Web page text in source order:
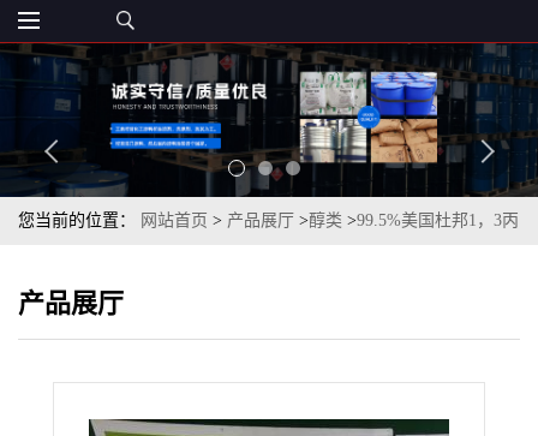
您当前的位置： 网站首页 > 产品展厅 >醇类 >99.5%美国杜邦1，3丙
产品展厅